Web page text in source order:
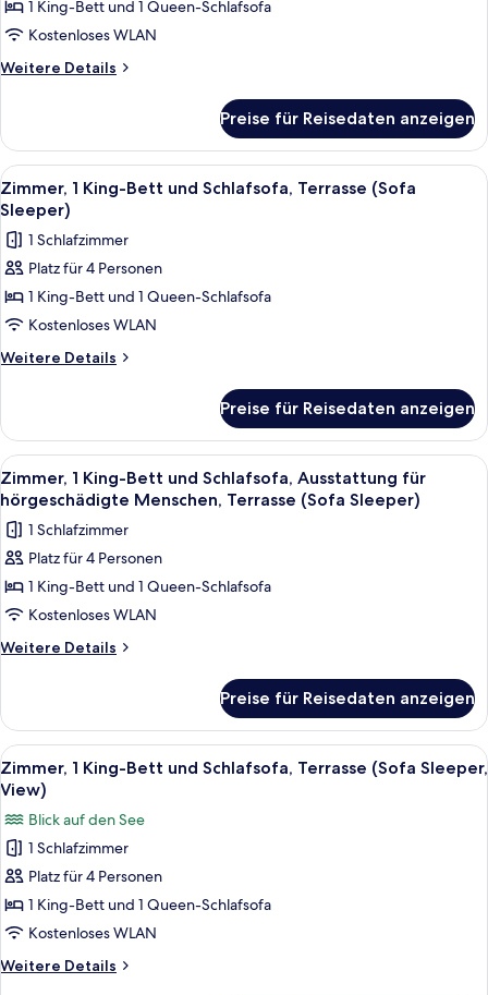
Accessible)
1 King-
Bett
und
Schlafsofa
Sleeper)
anzeigen
1 King-Bett und 1 Queen-Schlafsofa
Kostenloses WLAN
Weitere Details
Weitere
1 King-
Bett
und
Schlafsofa
(Sofa
Sleeper)
Preise für Reisedaten anzeigen
Alle
Fotos
für
Zimmer,
1 King-
Bett
und
Schlafsofa,
Sleeper)
anzeigen
Ein Hotelzimmer mit einem großen
4
Zimmer, 1 King-Bett und Schlafsofa, Terrasse (Sofa
Sleeper)
1 Schlafzimmer
Platz für 4 Personen
1 King-Bett und 1 Queen-Schlafsofa
Kostenloses WLAN
Weitere Details
Weitere
1 King-
Bett
und
Schlafsofa,
Terrasse
(Sofa
Sleeper)
Preise für Reisedaten anzeigen
Alle
Fotos
für
Zimmer,
1 King-
Bett
und
Schlafsofa,
hörgeschädigte
Menschen,
Terrasse
(Sofa
Sleeper)
anzeigen
Ein Hotelzimmer mit einem großen
4
Zimmer, 1 King-Bett und Schlafsofa, Ausstattung für
hörgeschädigte Menschen, Terrasse (Sofa Sleeper)
1 Schlafzimmer
Platz für 4 Personen
1 King-Bett und 1 Queen-Schlafsofa
Kostenloses WLAN
Weitere Details
Weitere
1 King-
Bett
und
Schlafsofa,
Ausstattung
für
hörgeschädigte
Menschen,
Terrasse
(Sofa
Preise für Reisedaten anzeigen
Alle
Fotos
Zimmer,
1 King-
Bett
und
Schlafsofa,
Terrasse
(Sofa
Ein Hotelzimmer mit einem großen
4
Zimmer, 1 King-Bett und Schlafsofa, Terrasse (Sofa Sleeper,
View)
Blick auf den See
1 Schlafzimmer
Platz für 4 Personen
1 King-Bett und 1 Queen-Schlafsofa
Kostenloses WLAN
Weitere Details
Weitere